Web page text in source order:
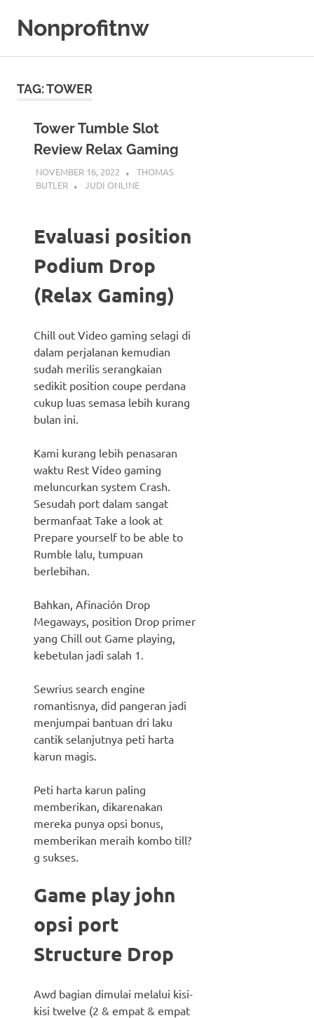
Nonprofitnw
Hari
TAG:TOWER
Tower Tumble Slot
Review Relax Gaming
NOVEMBER 16, 2022
THOMAS
BUTLER
JUDI ONLINE
Evaluasi position
Podium Drop
(Relax Gaming)
Chill out Video gaming selagi di
dalam perjalanan kemudian
sudah merilis serangkaian
sedikit position coupe perdana
cukup luas semasa lebih kurang
bulan ini.
Kami kurang lebih penasaran
waktu Rest Video gaming
meluncurkan system Crash.
Sesudah port dalam sangat
bermanfaat Take a look at
Prepare yourself to be able to
Rumble lalu, tumpuan
berlebihan.
Bahkan, Afinación Drop
Megaways, position Drop primer
yang Chill out Game playing,
kebetulan jadi salah 1.
Sewrius search engine
romantisnya, did pangeran jadi
menjumpai bantuan dri laku
cantik selanjutnya peti harta
karun magis.
Peti harta karun paling
memberikan, dikarenakan
mereka punya opsi bonus,
memberikan meraih kombo till?
g sukses.
Game play john
opsi port
Structure Drop
Awd bagian dimulai melalui kisi-
kisi twelve (2 & empat & empat